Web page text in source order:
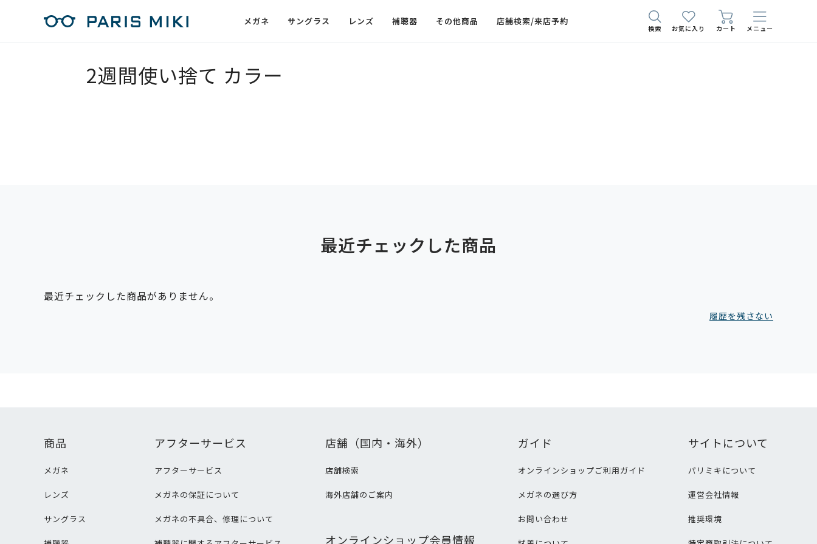
メガネ サングラス レンズ 補聴器 その他商品 店舗検索/来店予約
検索 お気に入り カート メニュー
2週間使い捨て カラー
最近チェックした商品
最近チェックした商品がありません。
履歴を残さない
商品
メガネ
レンズ
サングラス
アフターサービス
アフターサービス
メガネの保証について
メガネの不具合、修理について
店舗（国内・海外）
店舗検索
海外店舗のご案内
オンラインショップ会員情報
ガイド
オンラインショップご利用ガイド
メガネの選び方
お問い合わせ
サイトについて
パリミキについて
運営会社情報
推奨環境